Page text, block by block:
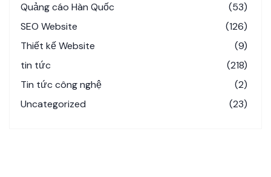
Quảng cáo Hàn Quốc
(53)
SEO Website
(126)
Thiết kế Website
(9)
tin tức
(218)
Tin tức công nghệ
(2)
Uncategorized
(23)